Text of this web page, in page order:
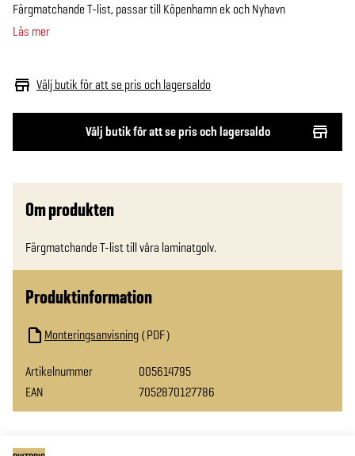
Välj butik för att se pris och lagersaldo
Välj butik för att se pris och lagersaldo
Färgmatchande T-list, passar till Köpenhamn ek och Nyhavn
Läs mer
Om produkten
Färgmatchande T-list till våra laminatgolv.
Produktinformation
Monteringsanvisning PDF
Artikelnummer
005614795
EAN
7052870127786